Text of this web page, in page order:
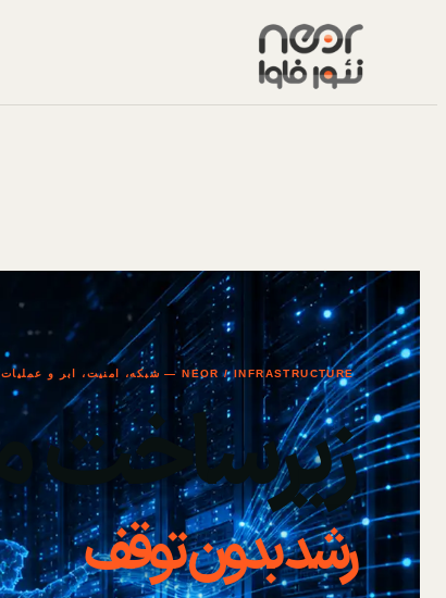
NEOR / INFRASTRUCTURE — شبکه، امنیت، ابر و عملیات
زیرساخت
رشد بدون توقف